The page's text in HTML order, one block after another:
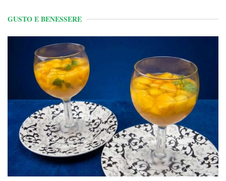
GUSTO E BENESSERE